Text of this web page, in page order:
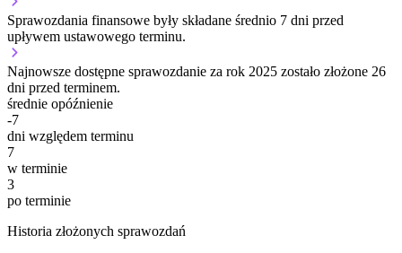
Sprawozdania finansowe były składane średnio 7 dni przed
upływem ustawowego terminu.
Najnowsze dostępne sprawozdanie za rok 2025 zostało złożone 26
dni przed terminem.
średnie opóźnienie
-7
dni względem terminu
7
w terminie
3
po terminie
Historia złożonych sprawozdań